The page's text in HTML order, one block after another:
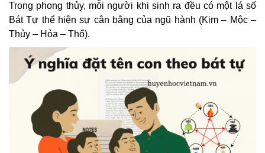
Trong phong thủy, mỗi người khi sinh ra đều có một lá số
Bát Tự thể hiện sự cân bằng của ngũ hành (Kim – Mộc –
Thủy – Hỏa – Thổ).